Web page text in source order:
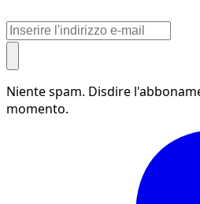
Niente spam. Disdire
momento.